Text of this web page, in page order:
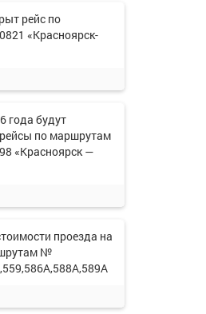
рейс по
«Красноярск-
года будут
по маршрутам
«Красноярск —
проезда на
№